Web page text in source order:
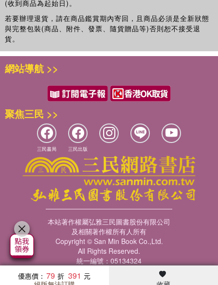
(收到商品為起始日)。
若要辦理退貨，請在商品鑑賞期內寄回，且商品必須是全新狀態
與完整包裝(商品、附件、發票、隨貨贈品等)否則恕不接受退
貨。
優惠價： 79 391
網站導航 >>
聚焦三民 >>
三民書局 三民出版
本站著作權屬弘雅三民圖書股份有限公司
及相關著作權所有人所有
Copyright © San Min Book Co.,Ltd.
All Rights Reserved.
統一編號：05134324